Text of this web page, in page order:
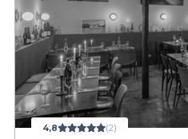
4,8 (2)